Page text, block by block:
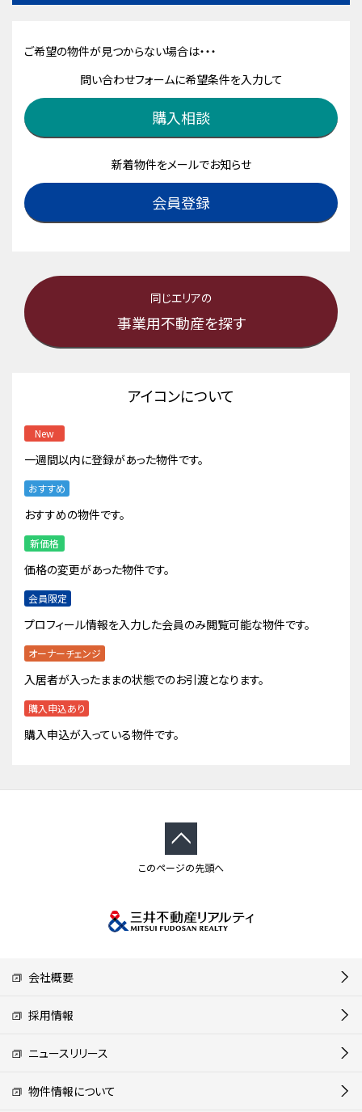
ご希望の物件が見つからない場合は・・・
問い合わせフォームに希望条件を入力して
購入相談
新着物件をメールでお知らせ
会員登録
同じエリアの
事業用不動産を探す
アイコンについて
New
一週間以内に登録があった物件です。
おすすめ
おすすめの物件です。
新価格
価格の変更があった物件です。
会員限定
プロフィール情報を入力した会員のみ閲覧可能な物件です。
オーナーチェンジ
入居者が入ったままの状態でのお引渡となります。
購入申込あり
購入申込が入っている物件です。
このページの先頭へ
会社概要
採用情報
ニュースリリース
物件情報について